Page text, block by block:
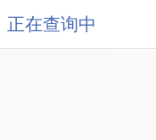
正在查询中